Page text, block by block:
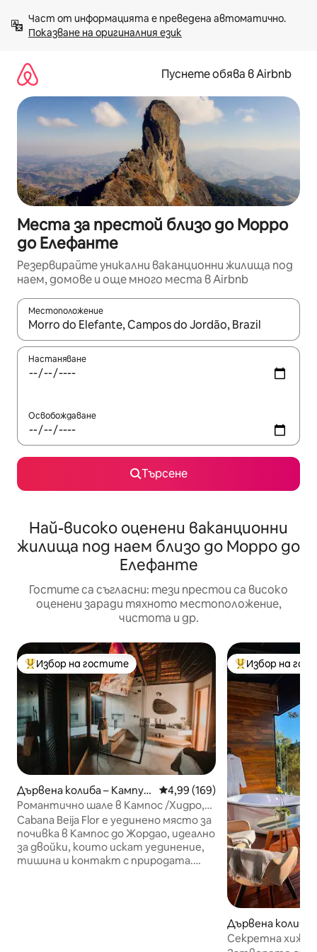
към
съдържанието
Показване на оригиналния език
Пуснете обява в Airbnb
Места за престой близо до Морро
до Елефанте
Резервирайте уникални ваканционни жилища под
наем, домове и още много места в Airbnb
Местоположение
Когато резултатите се покажат, използвайте
Настаняване
Освобождаване
Търсене
Най-високо оценени ваканционни
жилища под наем близо до Морро до
Елефанте
Гостите са съгласни: тези престои са високо
оценени заради тяхното местоположение,
чистота и др.
Най-популярен избор на гостите
Избор на гостите
Дървена колиба – Кампус-
ду-Жордау
Средна оценка: 4,99 от 5,
4,99 (169)
Романтично шале в Кампос /Хидро,
Кафе и Алекса
Cabana Beija Flor е уединено място за
почивка в Кампос до Жордао, идеално
за двойки, които искат уединение,
тишина и контакт с природата.
Най-популярен
Избор на
Дървена колиба
ду-Жордау
Секретна хижа